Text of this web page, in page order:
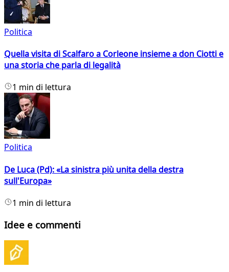
Politica
Quella visita di Scalfaro a Corleone insieme a don Ciotti e
una storia che parla di legalità
1 min di lettura
Politica
De Luca (Pd): «La sinistra più unita della destra
sull'Europa»
1 min di lettura
Idee e commenti